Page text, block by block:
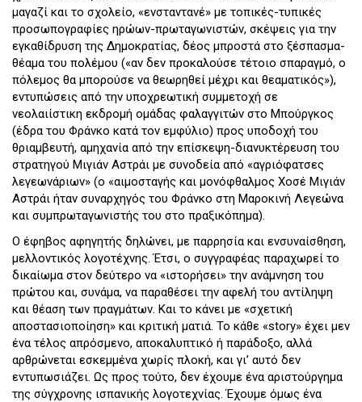
μαγαζί και το σχολείο, «ενσταντανέ» με τοπικές-τυπικές
προσωπογραφίες ηρώων-πρωταγωνιστών, σκέψεις για την
εγκαθίδρυση της Δημοκρατίας, δέος μπροστά στο ξέσπασμα-
θέαμα του πολέμου («αν δεν προκαλούσε τέτοιο σπαραγμό, ο
πόλεμος θα μπορούσε να θεωρηθεί μέχρι και θεαματικός»),
εντυπώσεις από την υποχρεωτική συμμετοχή σε
νεολαιίστικη εκδρομή ομάδας φαλαγγιτών στο Μπούργκος
(έδρα του Φράνκο κατά τον εμφύλιο) προς υποδοχή του
θριαμβευτή, αμηχανία από την επίσκεψη-διανυκτέρευση του
στρατηγού Μιγιάν Αστράι με συνοδεία από «αγριόφατσες
λεγεωνάριων» (ο «αιμοσταγής και μονόφθαλμος Χοσέ Μιγιάν
Αστράι ήταν συναρχηγός του Φράνκο στη Μαροκινή Λεγεώνα
και συμπρωταγωνιστής του στο πραξικόπημα).
Ο έφηβος αφηγητής δηλώνει, με παρρησία και ενσυναίσθηση,
μελλοντικός λογοτέχνης. Έτσι, ο συγγραφέας παραχωρεί το
δικαίωμα στον δεύτερο να «ιστορήσει» την ανάμνηση του
πρώτου και, συνάμα, να παραθέσει την αφελή του αντίληψη
και θέαση των πραγμάτων. Και το κάνει με «σχετική
αποστασιοποίηση» και κριτική ματιά. Το κάθε «story» έχει μεν
ένα τέλος απρόσμενο, αποκαλυπτικό ή παράδοξο, αλλά
αρθρώνεται εσκεμμένα χωρίς πλοκή, και γι’ αυτό δεν
εντυπωσιάζει. Ως προς τούτο, δεν έχουμε ένα αριστούργημα
της σύγχρονης ισπανικής λογοτεχνίας. Έχουμε όμως ένα